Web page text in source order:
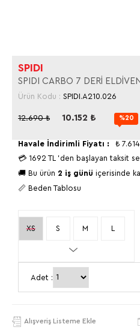
SPIDI
SPIDI CARBO 7 DERİ
Ürün Kodu : SPIDI.A210.026
12.690₺ 10.152 ₺ %20
Havale İndirimli Fiyatı : ₺ 7.614
💳 1692 TL 'den başlayan taksit
🚚 Bu ürün 2 iş günü içerisinde
📏 Beden Tablosu
XS S M
Adet :
Alışveriş Listeme Ekle